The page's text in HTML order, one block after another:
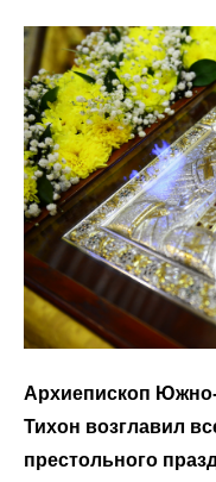
Архиепископ
Тихон возглавил
престольного